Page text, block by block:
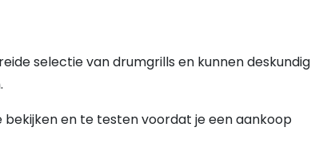
selectie van drumgrills en kunnen deskundig
bekijken en te testen voordat je een aankoop